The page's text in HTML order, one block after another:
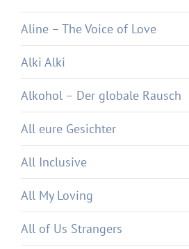
Aline – The Voice of Love
Alki Alki
Alkohol – Der globale Rausch
All eure Gesichter
All Inclusive
All My Loving
All of Us Strangers